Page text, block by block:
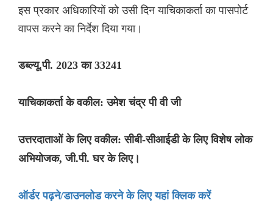
इस प्रकार अधिकारियों को उसी दिन याचिकाकर्ता का पासपोर्ट
वापस करने का निर्देश दिया गया।
डब्ल्यू.पी. 2023 का 33241
याचिकाकर्ता के वकील: उमेश चंद्र पी वी जी
उत्तरदाताओं के लिए वकील: सीबी-सीआईडी के लिए विशेष लोक
अभियोजक, जी.पी. घर के लिए।
ऑर्डर पढ़ने/डाउनलोड करने के लिए यहां क्लिक करें